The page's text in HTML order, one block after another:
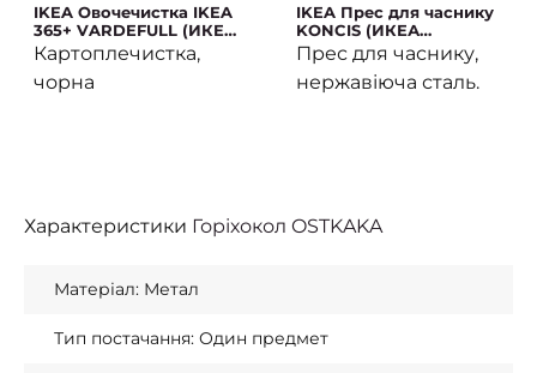
IKEA Овочечистка IKEA
365+ VARDEFULL (ИКЕА
ИКЕА 365+ ВАРДЕФУЛЬ)
Картоплечистка,
чорна
IKEA Прес для часнику
KONCIS (ИКЕА
КРАТКОСТЬ)
Прес для часнику,
нержавіюча сталь.
Характеристики Горіхокол OSTKAKA
Матеріал: Метал
Тип постачання: Один предмет